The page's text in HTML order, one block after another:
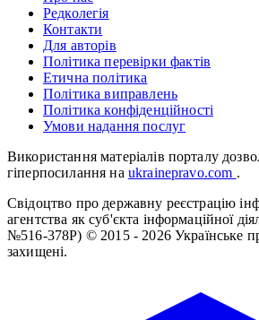
Редколегія
Контакти
Для авторів
Політика перевірки фактів
Етична політика
Політика виправлень
Політика конфіденційності
Умови надання послуг
Використання матеріалів порталу
гіперпосилання на ukrainepravo.com .
Свідоцтво про державну реєстрацію
агентства як суб'єкта інформаційної
№516-378Р) © 2015 - 2026 Українське
захищені.